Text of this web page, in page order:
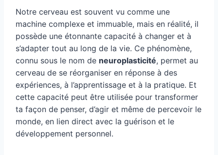
Notre cerveau est souvent vu comme une
machine complexe et immuable, mais en réalité, il
possède une étonnante capacité à changer et à
s’adapter tout au long de la vie. Ce phénomène,
connu sous le nom de neuroplasticité, permet au
cerveau de se réorganiser en réponse à des
expériences, à l’apprentissage et à la pratique. Et
cette capacité peut être utilisée pour transformer
ta façon de penser, d’agir et même de percevoir le
monde, en lien direct avec la guérison et le
développement personnel.